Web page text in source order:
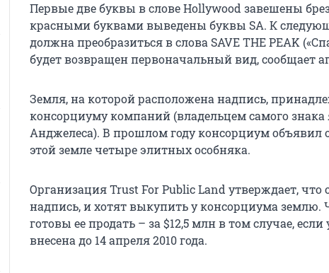
Первые две буквы в слове Hollywood завешены
красными буквами выведены буквы SA. К
должна преобразиться в слова SAVE THE PEAK
будет возвращен первоначальный вид, сообщает
Земля, на которой расположена надпись,
консорциуму компаний (владельцем самого знака
Анджелеса). В прошлом году консорциум объявил
этой земле четыре элитных особняка.
Организация Trust For Public Land утверждает, что
надпись, и хотят выкупить у консорциума землю.
готовы ее продать – за $12,5 млн в том случае,
внесена до 14 апреля 2010 года.